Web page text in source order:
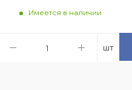
Имеется в наличии
шт